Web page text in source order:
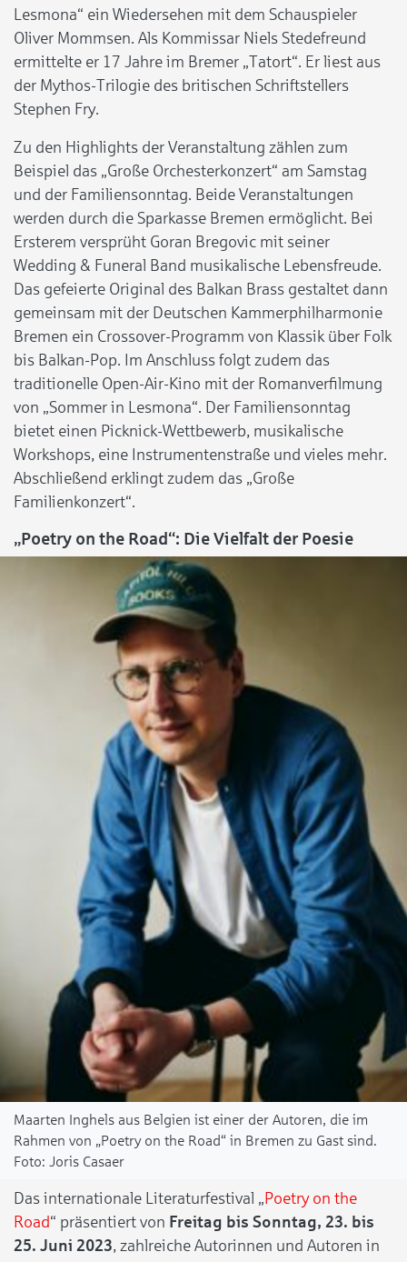
Lesmona“ ein Wiedersehen mit dem Schauspieler
Oliver Mommsen. Als Kommissar Niels Stedefreund
ermittelte er 17 Jahre im Bremer „Tatort“. Er liest aus
der Mythos-Trilogie des britischen Schriftstellers
Stephen Fry.
Zu den Highlights der Veranstaltung zählen zum
Beispiel das „Große Orchesterkonzert“ am Samstag
und der Familiensonntag. Beide Veranstaltungen
werden durch die Sparkasse Bremen ermöglicht. Bei
Ersterem versprüht Goran Bregovic mit seiner
Wedding & Funeral Band musikalische Lebensfreude.
Das gefeierte Original des Balkan Brass gestaltet dann
gemeinsam mit der Deutschen Kammerphilharmonie
Bremen ein Crossover-Programm von Klassik über Folk
bis Balkan-Pop. Im Anschluss folgt zudem das
traditionelle Open-Air-Kino mit der Romanverfilmung
von „Sommer in Lesmona“. Der Familiensonntag
bietet einen Picknick-Wettbewerb, musikalische
Workshops, eine Instrumentenstraße und vieles mehr.
Abschließend erklingt zudem das „Große
Familienkonzert“.
„Poetry on the Road“: Die Vielfalt der Poesie
Maarten Inghels aus Belgien ist einer der Autoren, die im
Rahmen von „Poetry on the Road“ in Bremen zu Gast sind.
Joris Casaer
Das internationale Literaturfestival „Poetry on the
Road“ präsentiert von Freitag bis Sonntag, 23. bis
25. Juni 2023, zahlreiche Autorinnen und Autoren in